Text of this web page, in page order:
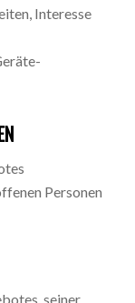
Interesse
Personen
seiner